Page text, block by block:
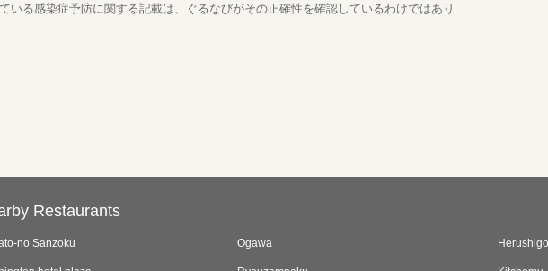
いる感染症予防に関する記載は、ぐるなびがその正確性を確認しているわけではあり
Restaurants
no Sanzoku Ogawa